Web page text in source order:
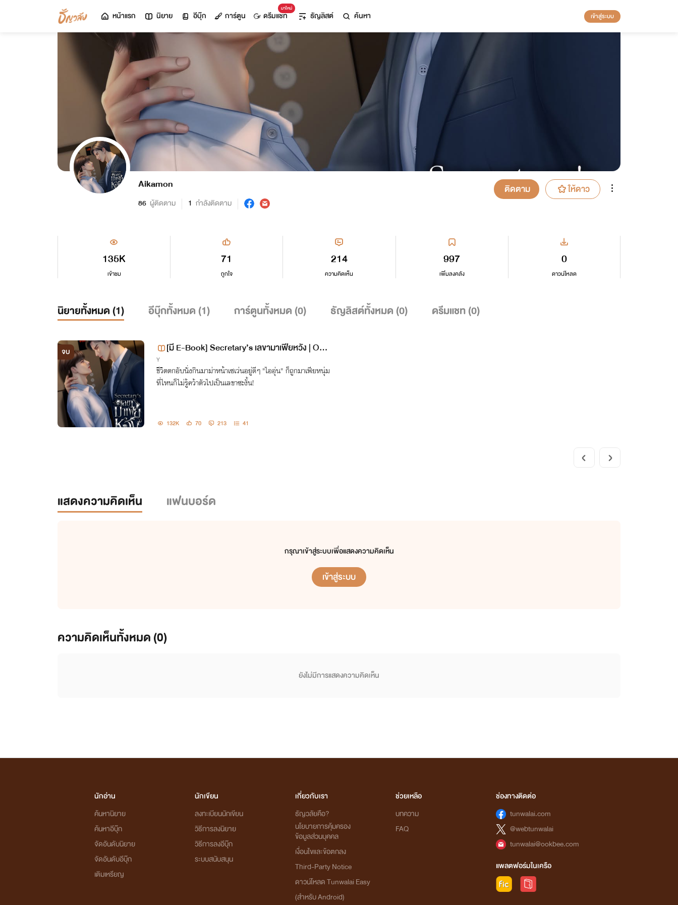
หน้าแรก นิยาย อีบุ๊ก การ์ตูน
มาใหม่
ดรีมแชท ธัญลิสต์ ค้นหา เข้าสู่ระบบ
Aikamon
86 ผู้ติดตาม 1 กำลังติดตาม
ติดตาม ให้ดาว
135K
เข้าชม
997
เพิ่มลงคลัง
71
ถูกใจ
0
ดาวน์โหลด
214
ความคิดเห็น
นิยายทั้งหมด (1) อีบุ๊กทั้งหมด (1) การ์ตูนทั้งหมด (0) ธัญลิสต์ทั้งหมด (0) ดรีมแชท (0)
จบ
[มี E-Book] Secretary’s เลขามาเฟียหวัง | Ome
gaverse
Y
ชีวิตตกอับนั่งกินมาม่าหน้าเซเว่นอยู่ดีๆ "ไออุ่น" ก็ถูกมาเฟียหนุ่ม
ที่ไหนก็ไม่รู้คว้าตัวไปเป็นเลขาซะงั้น!
132K 70 213 41
แสดงความคิดเห็น แฟนบอร์ด
กรุณาเข้าสู่ระบบเพื่อแสดงความคิดเห็น
เข้าสู่ระบบ
ความคิดเห็นทั้งหมด (0)
ยังไม่มีการแสดงความคิดเห็น
นักอ่าน
ค้นหานิยาย
ค้นหาอีบุ๊ก
จัดอันดับนิยาย
จัดอันดับอีบุ๊ก
เติมเหรียญ
นักเขียน
ลงทะเบียนนักเขียน
วิธีการลงนิยาย
วิธีการลงอีบุ๊ก
ระบบสนับสนุน
เกี่ยวกับเรา
ธัญวลัยคือ?
นโยบายการคุ้มครอง
ข้อมูลส่วนบุคคล
เงื่อนไขและข้อตกลง
Third-Party Notice
ดาวน์โหลด Tunwalai Easy
(สำหรับ Android)
ช่วยเหลือ
บทความ
FAQ
ช่องทางติดต่อ
tunwalai.com
@webtunwalai
tunwalai@ookbee.com
แพลตฟอร์มในเครือ